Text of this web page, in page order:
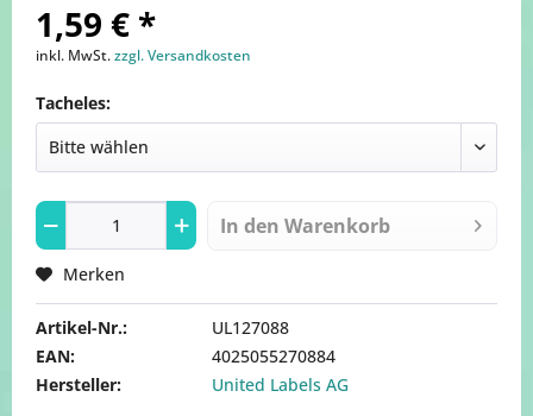
1,59 € *
inkl. MwSt.zzgl. Versandkosten
Tacheles:
In den Warenkorb
Merken
Artikel-Nr.:
UL127088
EAN:
4025055270884
Hersteller:
United Labels AG